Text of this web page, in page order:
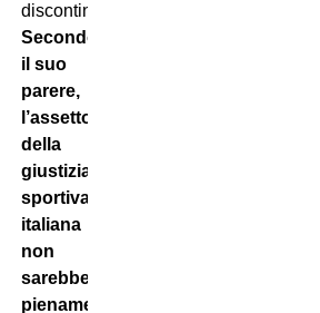
discontinuità.
Secondo
il suo
parere,
l’assetto
della
giustizia
sportiva
italiana
non
sarebbe
pienamente